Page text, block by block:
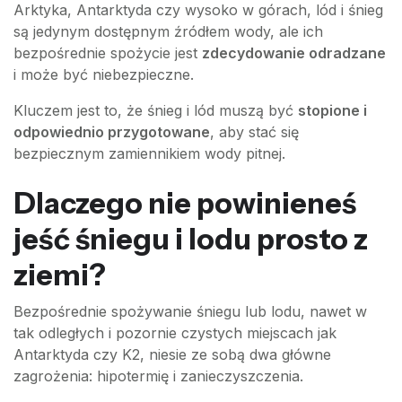
Arktyka, Antarktyda czy wysoko w górach, lód i śnieg
są jedynym dostępnym źródłem wody, ale ich
bezpośrednie spożycie jest zdecydowanie odradzane
i może być niebezpieczne.
Kluczem jest to, że śnieg i lód muszą być stopione i
odpowiednio przygotowane, aby stać się
bezpiecznym zamiennikiem wody pitnej.
Dlaczego nie powinieneś
jeść śniegu i lodu prosto z
ziemi?
Bezpośrednie spożywanie śniegu lub lodu, nawet w
tak odległych i pozornie czystych miejscach jak
Antarktyda czy K2, niesie ze sobą dwa główne
zagrożenia: hipotermię i zanieczyszczenia.